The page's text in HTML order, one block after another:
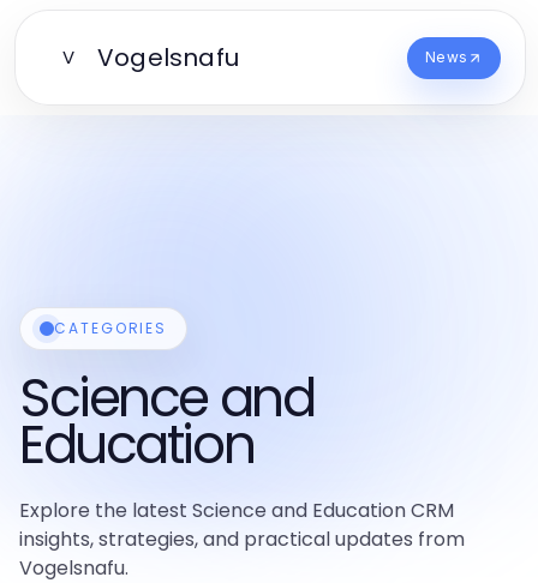
V Vogelsnafu News
CATEGORIES
Science and
Education
Explore the latest Science and Education CRM
insights, strategies, and practical updates from
Vogelsnafu.